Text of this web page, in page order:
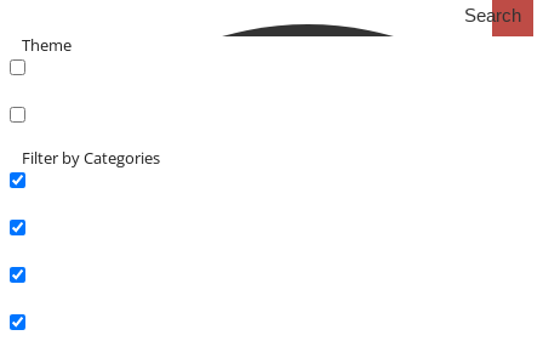
Search
Theme
Filter by Categories